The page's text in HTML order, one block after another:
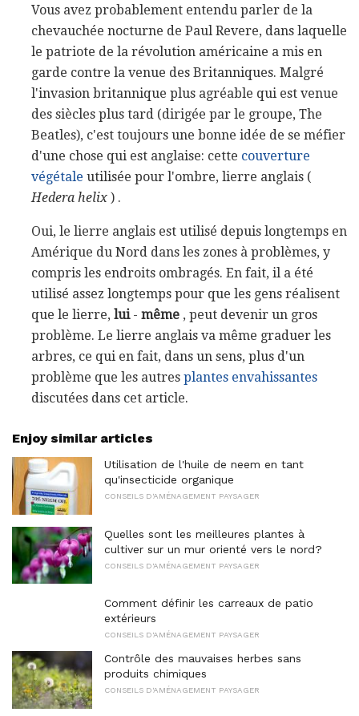
Vous avez probablement entendu parler de la
chevauchée nocturne de Paul Revere, dans laquelle
le patriote de la révolution américaine a mis en
garde contre la venue des Britanniques. Malgré
l'invasion britannique plus agréable qui est venue
des siècles plus tard (dirigée par le groupe, The
Beatles), c'est toujours une bonne idée de se méfier
d'une chose qui est anglaise: cette couverture
végétale utilisée pour l'ombre, lierre anglais (
Hedera helix ) .
Oui, le lierre anglais est utilisé depuis longtemps en
Amérique du Nord dans les zones à problèmes, y
compris les endroits ombragés. En fait, il a été
utilisé assez longtemps pour que les gens réalisent
que le lierre, lui- même , peut devenir un gros
problème. Le lierre anglais va même graduer les
arbres, ce qui en fait, dans un sens, plus d'un
problème que les autres plantes envahissantes
discutées dans cet article.
Enjoy similar articles
Utilisation de l'huile de neem en tant
qu'insecticide organique
CONSEILS D'AMÉNAGEMENT PAYSAGER
Quelles sont les meilleures plantes à
cultiver sur un mur orienté vers le nord?
CONSEILS D'AMÉNAGEMENT PAYSAGER
Comment définir les carreaux de patio
extérieurs
CONSEILS D'AMÉNAGEMENT PAYSAGER
Contrôle des mauvaises herbes sans
produits chimiques
CONSEILS D'AMÉNAGEMENT PAYSAGER